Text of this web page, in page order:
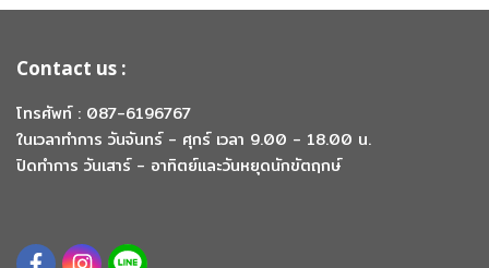
Contact us :
โทรศัพท์ : 087-6196767
ในเวลาทำการ วันจันทร์ - ศุกร์ เวลา 9.00 - 18.00 น.
ปิดทำการ วันเสาร์ - อาทิตย์และวันหยุดนักขัตฤกษ์